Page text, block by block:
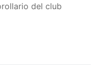
del club